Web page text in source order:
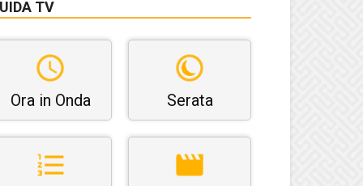
TV
Ora in Onda Serata